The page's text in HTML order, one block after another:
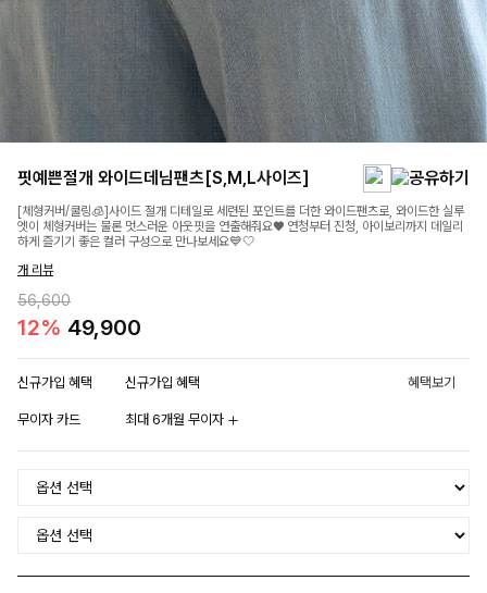
핏예쁜절개 와이드데님팬츠[S,M,L사이즈]
[체형커버/쿨링🧊]사이드 절개 디테일로 세련된 포인트를 더한 와이드팬츠로, 와이드한 실루
엣이 체형커버는 물론 멋스러운 아웃핏을 연출해줘요♥ 연청부터 진청, 아이보리까지 데일리
하게 즐기기 좋은 컬러 구성으로 만나보세요💙🤍
개 리뷰
56,600
12% 49,900
신규가입 혜택 신규가입 혜택 혜택보기
무이자 카드 최대 6개월 무이자